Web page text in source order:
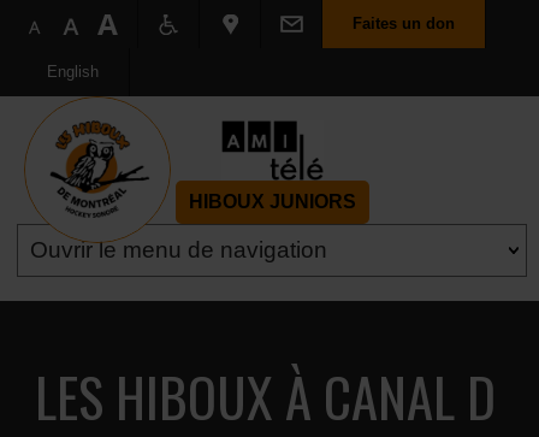
Faites un don
English
HIBOUX JUNIORS
LES HIBOUX À CANAL D